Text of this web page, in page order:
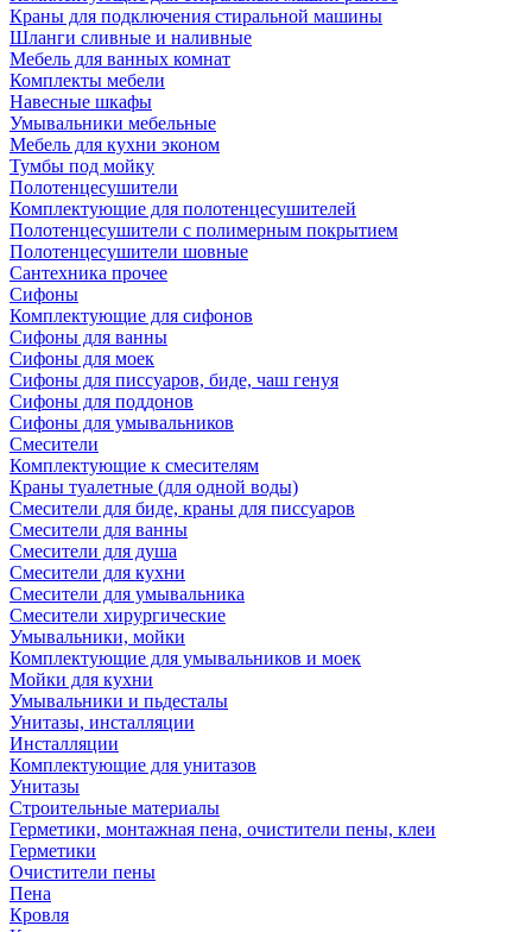
Краны для подключения стиральной машины
Шланги сливные и наливные
Мебель для ванных комнат
Комплекты мебели
Навесные шкафы
Умывальники мебельные
Мебель для кухни эконом
Тумбы под мойку
Полотенцесушители
Комплектующие для полотенцесушителей
Полотенцесушители с полимерным покрытием
Полотенцесушители шовные
Сантехника прочее
Сифоны
Комплектующие для сифонов
Сифоны для ванны
Сифоны для моек
Сифоны для писсуаров, биде, чаш генуя
Сифоны для поддонов
Сифоны для умывальников
Смесители
Комплектующие к смесителям
Краны туалетные (для одной воды)
Смесители для биде, краны для писсуаров
Смесители для ванны
Смесители для душа
Смесители для кухни
Смесители для умывальника
Смесители хирургические
Умывальники, мойки
Комплектующие для умывальников и моек
Мойки для кухни
Умывальники и пьдесталы
Унитазы, инсталляции
Инсталляции
Комплектующие для унитазов
Унитазы
Строительные материалы
Герметики, монтажная пена, очистители пены, клеи
Герметики
Очистители пены
Пена
Кровля